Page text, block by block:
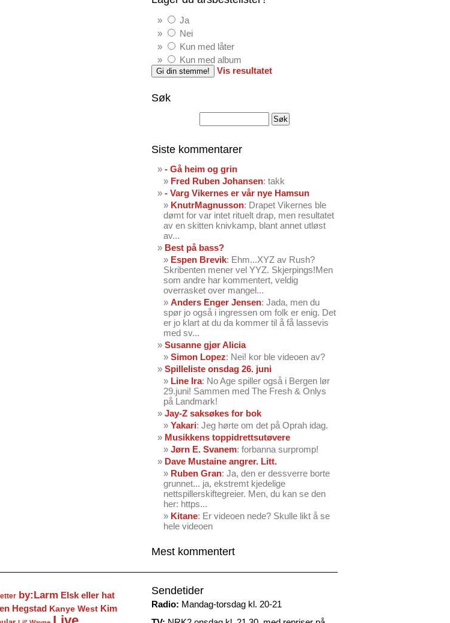
Ja
Nei
Kun med låter
Kun med album
Vis resultatet
Søk
Siste kommentarer
- Gå heim og grin
Fred Ruben Johansen: takk
- Varg Vikernes er vår nye Hamsun
KnutrMagnusson: Drapet Vikernes ble
dømt for var intet rituelt drap, men resultatet
av en skitten knivkamp, blant annet utløst
av...
Best på bass?
Espen Brevik: Ehm...XYZ av Rush?
Skribenten mener vel YYZ. Skjerpings!Men
som andre har kommentert, veldig
overrasket over mangel...
Anders Enger Jensen: Jada, men du
spør jo også i ingressen om folk er enig. Det
er jo klart at du da kommer til å få lassevis
med sv...
Susanne gjør Alicia
Simon Lopez: Nei! kor ble videoen av?
Spilleliste onsdag 26. juni
Line Ira: No Age spiller også i Bergen lør
29.juni! Sammen med The Fresh & Onlys
på Landmark!
Jay-Z saksøkes for bok
Yakari: Jeg hørte om det på Oprah idag.
Musikkens toppidrettsutøvere
Jørn E. Svanem: forbanna surpromp!
Dave Mustaine angrer. Litt.
Ruben Gran: Ja, den er dessverre borte
grunnet... ja, ekstremt kjedelige
nettspillerskiftegreier. Men, du kan se den
her: https...
Kitane: Er videoen nede? Skulle likt å se
hele videoen
Mest kommentert
by:Larm Elsk eller hat
Hegstad Kanye West Kim
Sendetider
Radio: Mandag-torsdag kl. 20-21